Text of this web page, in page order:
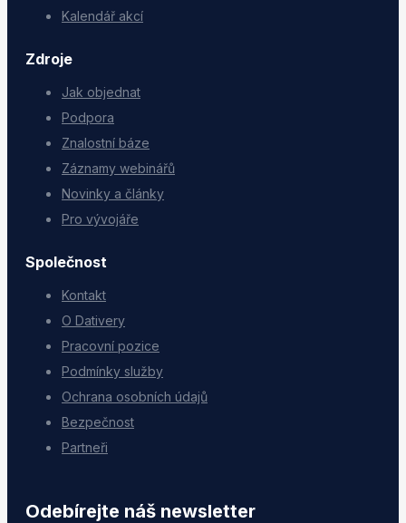
Kalendář akcí
Zdroje
Jak objednat
Podpora
Znalostní báze
Záznamy webinářů
Novinky a články
Pro vývojáře
Společnost
Kontakt
O Dativery
Pracovní pozice
Podmínky služby
Ochrana osobních údajů
Bezpečnost
Partneři
Odebírejte náš newsletter